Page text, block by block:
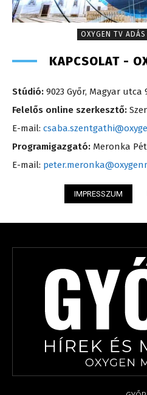
OXYGEN TV ADÁS
KAPCSOLAT -
Stúdió: 9023 Győr, Magyar utca
Felelős online szerkesztő:
E-mail:
Programigazgató: Meronka
E-mail:
IMPRESSZUM